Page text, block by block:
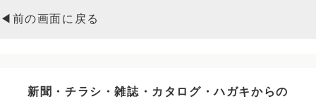
◀前の画面に戻る
新聞・チラシ・雑誌・カタログ・ハガキからの